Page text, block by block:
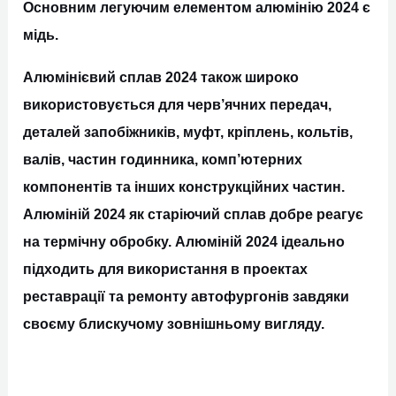
Основним легуючим елементом алюмінію 2024 є
мідь.
Алюмінієвий сплав 2024 також широко
використовується для черв’ячних передач,
деталей запобіжників, муфт, кріплень, кольтів,
валів, частин годинника, комп’ютерних
компонентів та інших конструкційних частин.
Алюміній 2024 як старіючий сплав добре реагує
на термічну обробку. Алюміній 2024 ідеально
підходить для використання в проектах
реставрації та ремонту автофургонів завдяки
своєму блискучому зовнішньому вигляду.